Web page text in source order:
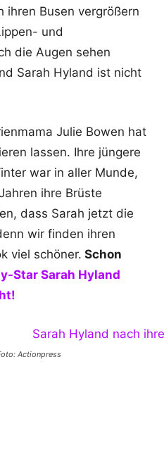
ihren Busen vergrößern
und
die Augen sehen
Sarah Hyland ist nicht
Julie Bowen hat
lassen. Ihre jüngere
war in aller Munde,
ihre Brüste
dass Sarah jetzt die
wir finden ihren
viel schöner. Schon
Star Sarah Hyland
Actionpress